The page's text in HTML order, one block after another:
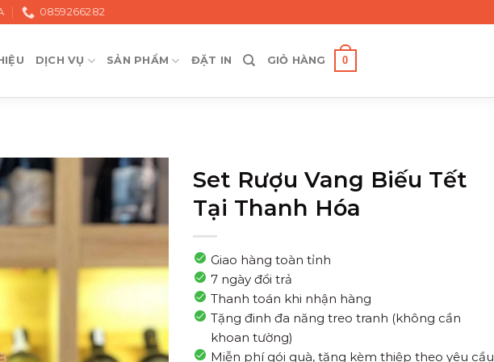
0859266282
DỊCH VỤ SẢN PHẨM ĐẶT IN GIỎ HÀNG 0
Set Rượu Vang Biếu Tết
Tại Thanh Hóa
Giao hàng toàn tỉnh
7 ngày đổi trả
Thanh toán khi nhận hàng
Tặng đinh đa năng treo tranh (không cần
khoan tường)
Miễn phí gói quà, tặng kèm thiệp theo yêu cầu